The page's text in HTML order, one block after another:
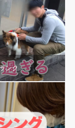
ンク